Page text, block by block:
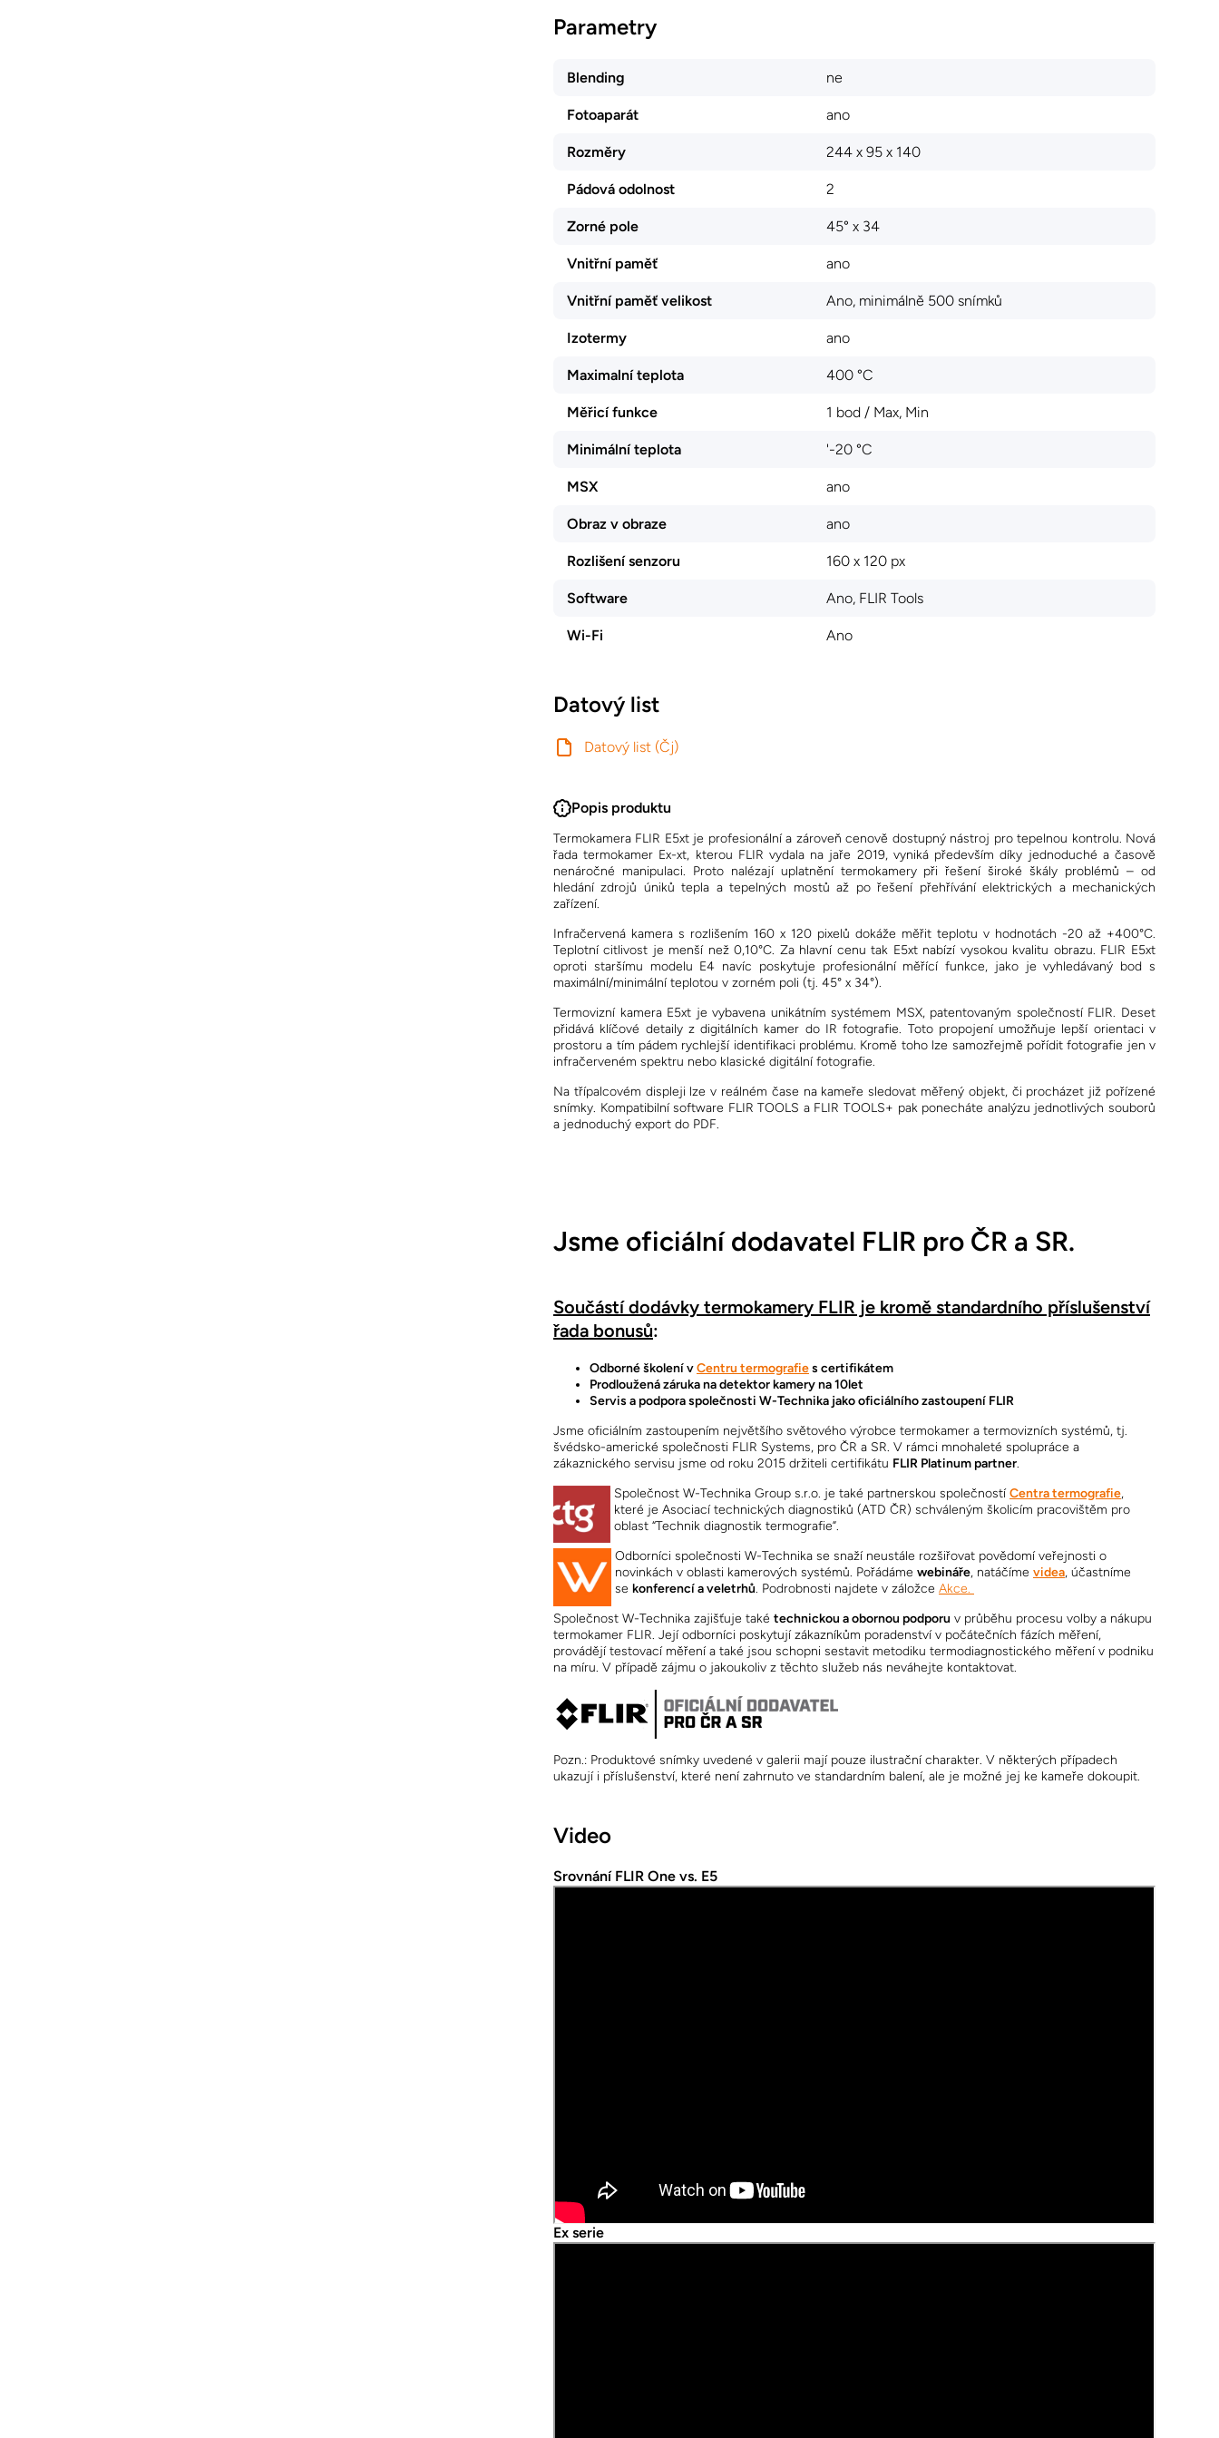
Parametry
Blending ne
Fotoaparát ano
Rozměry 244 x 95 x 140
Pádová odolnost 2
Zorné pole 45° x 34
Vnitřní paměť ano
Vnitřní paměť velikost Ano, minimálně 500 snímků
Izotermy ano
Maximalní teplota 400 °C
Měřicí funkce 1 bod / Max, Min
Minimální teplota '-20 °C
MSX ano
Obraz v obraze ano
Rozlišení senzoru 160 x 120 px
Software Ano, FLIR Tools
Wi-Fi Ano
Datový list
Datový list (Čj)
Popis produktu
Termokamera FLIR E5xt je profesionální a zároveň cenově dostupný nástroj pro tepelnou kontrolu. Nová
řada termokamer Ex-xt, kterou FLIR vydala na jaře 2019, vyniká především díky jednoduché a časově
nenáročné manipulaci. Proto nalézají uplatnění termokamery při řešení široké škály problémů – od
hledání zdrojů úniků tepla a tepelných mostů až po řešení přehřívání elektrických a mechanických
zařízení.
Infračervená kamera s rozlišením 160 x 120 pixelů dokáže měřit teplotu v hodnotách -20 až +400°C.
Teplotní citlivost je menší než 0,10°C. Za hlavní cenu tak E5xt nabízí vysokou kvalitu obrazu. FLIR E5xt
oproti staršímu modelu E4 navíc poskytuje profesionální měřící funkce, jako je vyhledávaný bod s
maximální/minimální teplotou v zorném poli (tj. 45° x 34°).
Termovizní kamera E5xt je vybavena unikátním systémem MSX, patentovaným společností FLIR. Deset
přidává klíčové detaily z digitálních kamer do IR fotografie. Toto propojení umožňuje lepší orientaci v
prostoru a tím pádem rychlejší identifikaci problému. Kromě toho lze samozřejmě pořídit fotografie jen v
infračerveném spektru nebo klasické digitální fotografie.
Na třípalcovém displeji lze v reálném čase na kameře sledovat měřený objekt, či procházet již pořízené
snímky. Kompatibilní software FLIR TOOLS a FLIR TOOLS+ pak ponecháte analýzu jednotlivých souborů
a jednoduchý export do PDF.
Jsme oficiální dodavatel FLIR pro ČR a SR.
Součástí dodávky termokamery FLIR je kromě standardního příslušenství
řada bonusů:
Odborné školení vCentru termografies certifikátem
Prodloužená záruka na detektor kamery na 10let
Servis a podpora společnosti W-Technika jako oficiálního zastoupení FLIR
Jsme oficiálním zastoupením největšího světového výrobce termokamer a termovizních systémů, tj.
švédsko-americké společnosti FLIR Systems, pro ČR a SR. V rámci mnohaleté spolupráce a
zákaznického servisu jsme od roku 2015 držiteli certifikátu FLIR Platinum partner.
Společnost W-Technika Group s.r.o. je také partnerskou společností Centra termografie,
které je Asociací technických diagnostiků (ATD ČR) schváleným školicím pracovištěm pro
oblast “Technik diagnostik termografie”.
Odborníci společnosti W-Technika se snaží neustále rozšiřovat povědomí veřejnosti o
novinkách v oblasti kamerových systémů. Pořádáme webináře, natáčíme videa, účastníme
se konferencí a veletrhů. Podrobnosti najdete v záložce Akce.
Společnost W-Technika zajišťuje také technickou a obornou podporu v průběhu procesu volby a nákupu
termokamer FLIR. Její odborníci poskytují zákazníkům poradenství v počátečních fázích měření,
provádějí testovací měření a také jsou schopni sestavit metodiku termodiagnostického měření v podniku
na míru. V případě zájmu o jakoukoliv z těchto služeb nás neváhejte kontaktovat.
Pozn.: Produktové snímky uvedené v galerii mají pouze ilustrační charakter. V některých případech
ukazují i příslušenství, které není zahrnuto ve standardním balení, ale je možné jej ke kameře dokoupit.
Video
Srovnání FLIR One vs. E5
Ex serie